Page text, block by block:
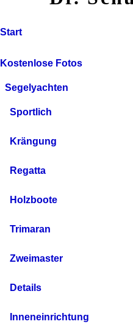
Start
Kostenlose Fotos
Segelyachten
Sportlich
Krängung
Regatta
Holzboote
Trimaran
Zweimaster
Details
Inneneinrichtung